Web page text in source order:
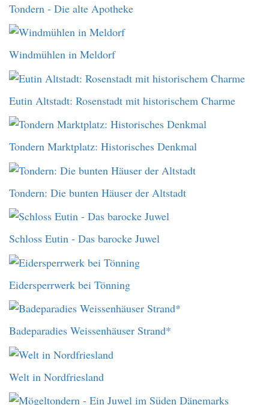
Tondern - Die alte Apotheke
Windmühlen in Meldorf
Eutin Altstadt: Rosenstadt mit historischem Charme
Tondern Marktplatz: Historisches Denkmal
Tondern: Die bunten Häuser der Altstadt
Schloss Eutin - Das barocke Juwel
Eidersperrwerk bei Tönning
Badeparadies Weissenhäuser Strand*
Welt in Nordfriesland